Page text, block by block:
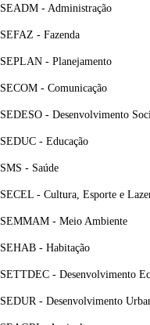
SEADM - Administração
SEFAZ - Fazenda
SEPLAN - Planejamento
SECOM - Comunicação
SEDESO - Desenvolvimento
SEDUC - Educação
SMS - Saúde
SECEL - Cultura, Esporte e
SEMMAM - Meio Ambiente
SEHAB - Habitação
SETTDEC - Desenvolvimento
SEDUR - Desenvolvimento